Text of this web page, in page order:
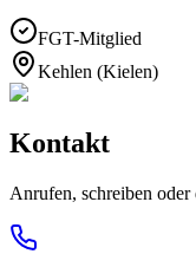
FGT-Mitglied
Kehlen (Kielen)
Kontakt
Anrufen, schreiben oder